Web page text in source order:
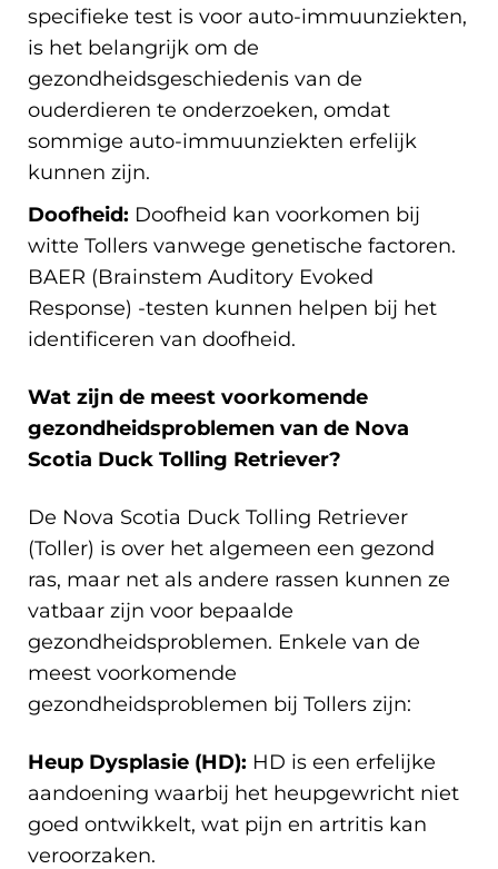
specifieke test is voor auto-immuunziekten,
is het belangrijk om de
gezondheidsgeschiedenis van de
ouderdieren te onderzoeken, omdat
sommige auto-immuunziekten erfelijk
kunnen zijn.
Doofheid: Doofheid kan voorkomen bij
witte Tollers vanwege genetische factoren.
BAER (Brainstem Auditory Evoked
Response) -testen kunnen helpen bij het
identificeren van doofheid.
Wat zijn de meest voorkomende
gezondheidsproblemen van de Nova
Scotia Duck Tolling Retriever?
De Nova Scotia Duck Tolling Retriever
(Toller) is over het algemeen een gezond
ras, maar net als andere rassen kunnen ze
vatbaar zijn voor bepaalde
gezondheidsproblemen. Enkele van de
meest voorkomende
gezondheidsproblemen bij Tollers zijn:
Heup Dysplasie (HD): HD is een erfelijke
aandoening waarbij het heupgewricht niet
goed ontwikkelt, wat pijn en artritis kan
veroorzaken.